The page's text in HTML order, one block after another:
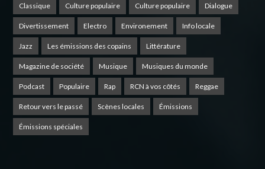
Classique Culture populaire Culture populaire Dialogue
Divertissement Electro Environement Info locale
Jazz Les émissions des copains Littérature
Magazine de société Musique Musiques du monde
Podcast Populaire Rap RCN à vos côtés Reggae
Retour vers le passé Scènes locales Émissions
Émissions spéciales